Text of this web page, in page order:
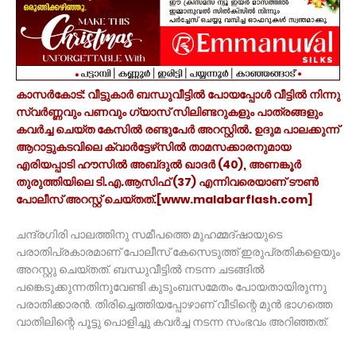
കാസര്‍കോട്‌: വീട്ടുകാര്‍ ബന്ധുവീട്ടിൽ പോയപ്പോൾ വീട്ടില്‍ നിന്നു
സ്വര്‍ണ്ണവും പണവും ഗ്യാസ്‌ സിലിണ്ടറുകളും പാത്രങ്ങളും
കവര്‍ച്ച ചെയ്‌ത കേസില്‍ രണ്ടുപേര്‍ അറസ്റ്റില്‍. ഉദുമ പാലക്കുന്ന്‌
ആറാട്ടുകടവിലെ ക്വാര്‍ട്ടേഴ്‌സില്‍ താമസക്കാരനുമായ
എരിയപ്പാടി ഹൗസില്‍ അബ്‌ദുല്‍ ഖാദര്‍ (40), അണങ്കൂര്‍
തുരുത്തിയിലെ ടി.എ.ആസിഫ്‌ (37) എന്നിവരെയാണ്‌ ടൗണ്‍
പോലീസ്‌ അറസ്റ്റ്‌ ചെയ്‌തത്‌.[www.malabarflash.com]
ചന്ദ്രഗിരി പാലത്തിനു സമീപത്തെ മുഹമ്മദ്‌ഷായുടെ
പരാതിപ്രകാരമാണ്‌ പോലീസ്‌ കേസെടുത്ത്‌ ഇരുപ്രതികളെയും
അറസ്റ്റു ചെയ്‌തത്‌. ബന്ധുവീട്ടില്‍ നടന്ന ചടങ്ങില്‍
പങ്കെടുക്കുന്നതിനുവേണ്ടി കുടുംബസമേതം പോയതായിരുന്നു
പരാതിക്കാരന്‍. തിരിച്ചെത്തിയപ്പോഴാണ്‌ വീടിന്റെ മുന്‍ ഭാഗത്തെ
വാതിലിന്റെ പൂട്ടു പൊളിച്ചു കവര്‍ച്ച നടന്ന സംഭവം അറിഞ്ഞത്‌.